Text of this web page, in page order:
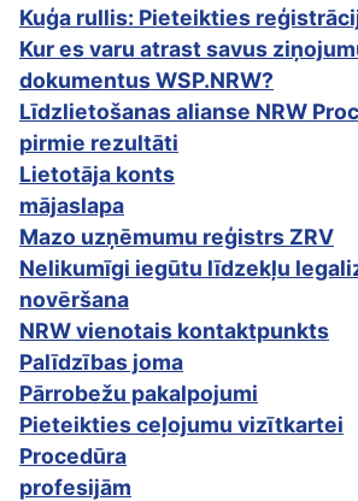
Kuģa rullis: Pieteikties
Kur es varu atrast savus
dokumentus WSP.NRW?
Līdzlietošanas alianse NRW
pirmie rezultāti
Lietotāja konts
mājaslapa
Mazo uzņēmumu reģistrs ZRV
Nelikumīgi iegūtu līdzekļu
novēršana
NRW vienotais kontaktpunkts
Palīdzības joma
Pārrobežu pakalpojumi
Pieteikties ceļojumu vizītkartei
Procedūra
profesijām